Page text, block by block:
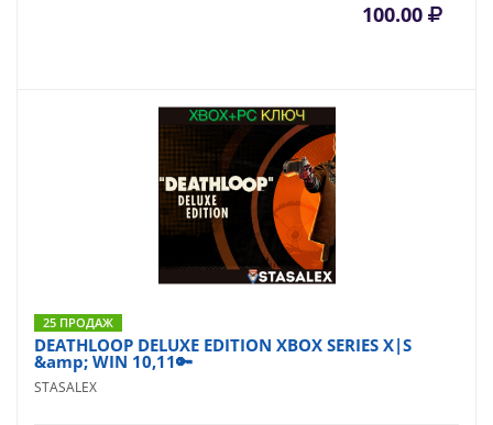
100.00
25 ПРОДАЖ
DEATHLOOP DELUXE EDITION XBOX SERIES X|S
&amp; WIN 10,11🔑
STASALEX